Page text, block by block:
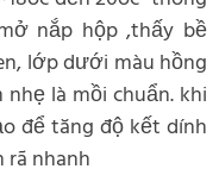
nắp hộp ,thấy bề
lớp dưới màu hồng
là mồi chuẩn. khi
để tăng độ kết dính
nhanh